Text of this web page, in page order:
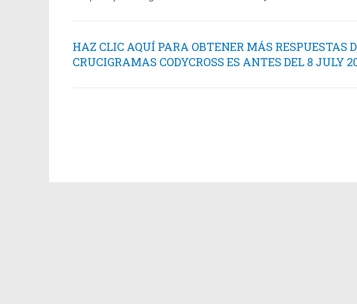
HAZ CLIC AQUÍ PARA OBTENER MÁS RESPUESTAS
CRUCIGRAMAS CODYCROSS ES ANTES DEL 8 JULY